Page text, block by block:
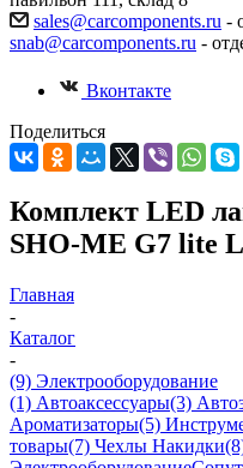
sales@carcomponents.ru -
snab@carcomponents.ru -
Вконтакте
Поделиться
Комплект LED
SHO-ME G7 lite
Главная
-
Каталог
-
(9) Электрооборудование
(1) Автоаксессуары(3)
Ароматизаторы(5)
товары(7) Чехлы Накидки